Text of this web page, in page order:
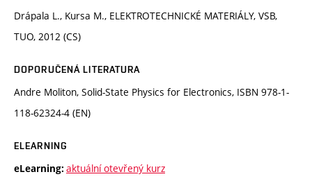
Drápala L., Kursa M., ELEKTROTECHNICKÉ MATERIÁLY, VSB,
TUO, 2012 (CS)
DOPORUČENÁ LITERATURA
Andre Moliton, Solid-State Physics for Electronics, ISBN 978-1-
118-62324-4 (EN)
ELEARNING
eLearning: aktuální otevřený kurz